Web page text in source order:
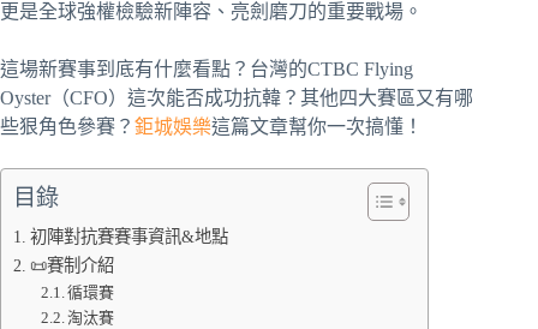
更是全球強權檢驗新陣容、亮劍磨刀的重要戰場。
這場新賽事到底有什麼看點？台灣的CTBC Flying
Oyster（CFO）這次能否成功抗韓？其他四大賽區又有哪
些狠角色參賽？ 鉅城娛樂這篇文章幫你一次搞懂！
目錄
初陣對抗賽賽事資訊&地點
📜賽制介紹
循環賽
淘汰賽